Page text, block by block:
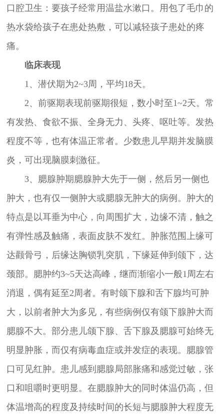
口腔卫生：要孩子经常用温盐水漱口。用包了毛巾的
热水袋给孩子在患处热敷，可以减轻孩子患处的疼
痛。
临床表现
1、潜伏期为2~3周，平均18天。
2、前驱期表现前驱期很短，数小时至1~2天。常
有发热、食欲不振、全身无力、头疼、呕吐等。发热
程度不等，也有体温正常者。少数患儿早期并发脑膜
炎，可出现脑膜刺激征。
3、腮腺肿期腮腺肿大先于一侧，然后另一侧也
肿大，也有仅一侧肿大或腮腺无肿大的病例。肿大的
特点是以耳垂为中心，向周围扩大，边缘不清，触之
有弹性感及触痛，表面皮肤不发红。肿胀范围上缘可
达颧骨弓，后缘达胸锁乳突肌，下缘延伸到颌下，达
颈部。腮肿约3~5天达高峰，继而渐缩小一般1周左右
消退，偶有延至2周者。有时颌下腺和舌下腺均可肿
大，以前者肿大为多见，有些病例仅有颌下腺肿大而
腮腺不大。部分患儿颌下腺、舌下腺及腮腺可始终无
明显肿胀，而仅有病毒血症或并发症的表现。腮腺管
口可见红肿。患儿感到腮腺局部胀痛和感觉过敏，张
口和咀嚼时更明显。在腮腺肿大的同时体温仍高，但
体温增高的程度及持续时间的长短与腮腺肿大程度无